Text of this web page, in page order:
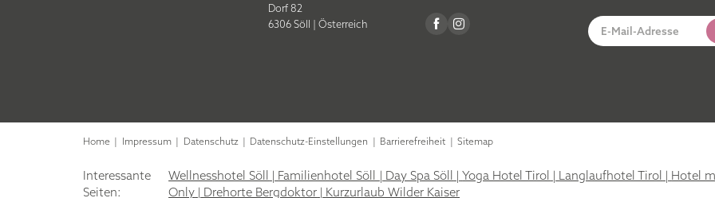
Dorf 82
6306 Söll | Österreich
E-Mail-Adresse
Home | Impressum | Datenschutz | Datenschutz-Einstellungen | Barrierefreiheit | Sitemap
Interessante
Seiten:
Wellnesshotel Söll | Familienhotel Söll | Day Spa Söll | Yoga Hotel Tirol | Langlaufhotel Tirol | Hotel
Only | Drehorte Bergdoktor | Kurzurlaub Wilder Kaiser